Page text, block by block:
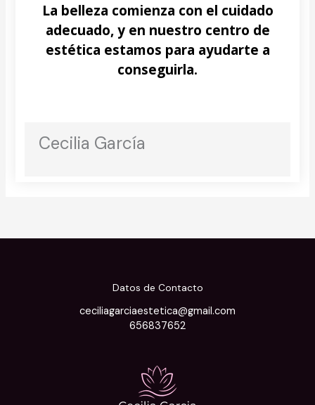
La belleza comienza con el cuidado
adecuado, y en nuestro centro de
estética estamos para ayudarte a
conseguirla.
Cecilia García
Datos de Contacto
ceciliagarciaestetica@gmail.com
656837652